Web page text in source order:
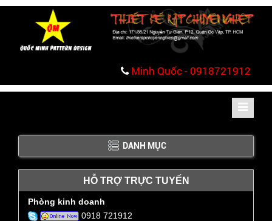
Minh Quốc - 0918721912
Toggle
DANH MỤC
HỖ TRỢ TRỰC TUYẾN
Phòng kinh doanh
0918 721912